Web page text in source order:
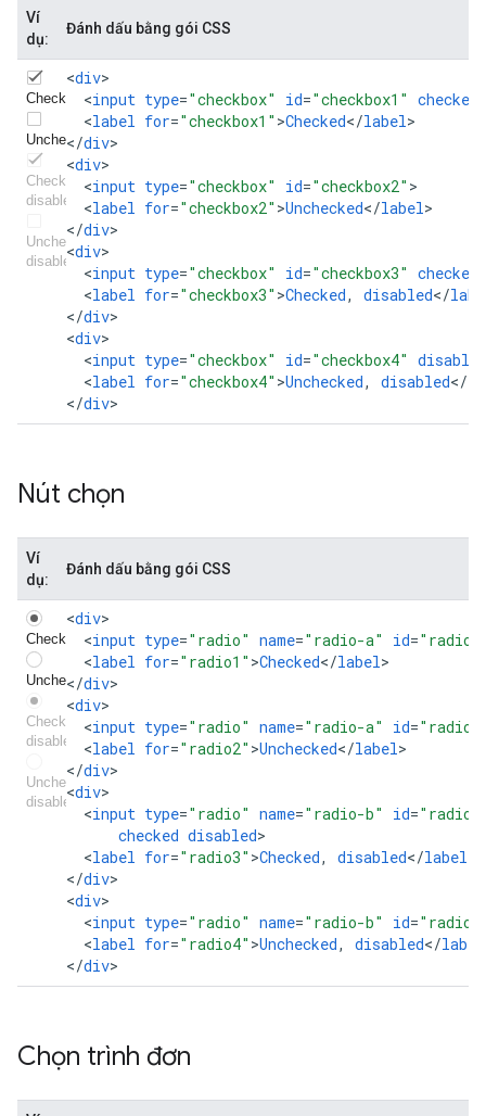
Ví
dụ:
Đánh dấu bằng gói CSS
<div
<input type="checkbox" id="checkbox1" checked
<label for="checkbox1" >Checked</label>
</div>
<div
<input type="checkbox" id="checkbox2"
<label for="checkbox2" >Unchecked</label>
</div>
<div
<input type="checkbox" id="checkbox3" checked
<label for="checkbox3" >Checked, disabled</
</div>
<div
<input type="checkbox" id="checkbox4" disabled
<label for="checkbox4" >Unchecked, disabled</
</div>
Nút chọn
Ví
dụ:
Đánh dấu bằng gói CSS
<div
<input type="radio" name="radio-a" id=
<label for="radio1" >Checked</label>
</div>
<div
<input type="radio" name="radio-a" id=
<label for="radio2" >Unchecked</label>
</div>
<div
<input type="radio" name="radio-b" id=
checked disabled
<label for="radio3" >Checked, disabled</label
</div>
<div
<input type="radio" name="radio-b" id=
<label for="radio4" >Unchecked, disabled</label
</div>
Chọn trình đơn